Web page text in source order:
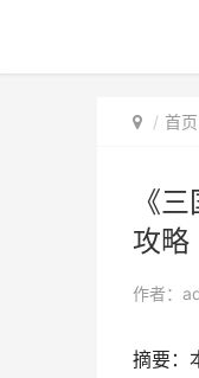
首页
《
攻略
作者：
摘要：